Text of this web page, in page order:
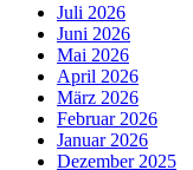
Juli 2026
Juni 2026
Mai 2026
April 2026
März 2026
Februar 2026
Januar 2026
Dezember 2025